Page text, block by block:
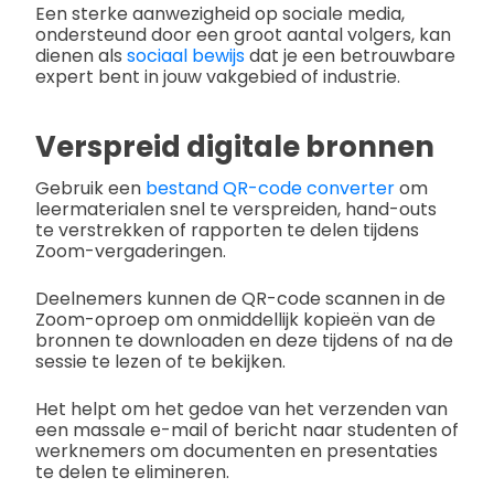
Een sterke aanwezigheid op sociale media,
ondersteund door een groot aantal volgers, kan
dienen als sociaal bewijsdat je een betrouwbare
expert bent in jouw vakgebied of industrie.
Verspreid digitale bronnen
Gebruik een bestand QR-code converterom
leermaterialen snel te verspreiden, hand-outs
te verstrekken of rapporten te delen tijdens
Zoom-vergaderingen.
Deelnemers kunnen de QR-code scannen in de
Zoom-oproep om onmiddellijk kopieën van de
bronnen te downloaden en deze tijdens of na de
sessie te lezen of te bekijken.
Het helpt om het gedoe van het verzenden van
een massale e-mail of bericht naar studenten of
werknemers om documenten en presentaties
te delen te elimineren.